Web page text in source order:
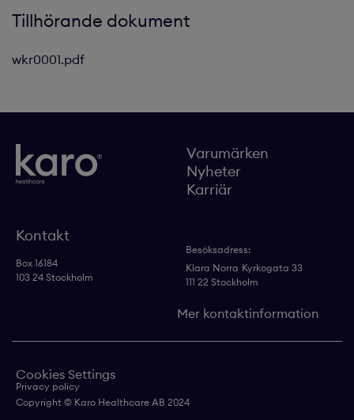
Tillhörande dokument
wkr0001.pdf
Varumärken
Nyheter
Karriär
Kontakt
Box 16184
103 24 Stockholm
Besöksadress:
Klara Norra Kyrkogata 33
111 22 Stockholm
Mer kontaktinformation
Cookies Settings
Privacy policy
Copyright © Karo Healthcare AB 2024